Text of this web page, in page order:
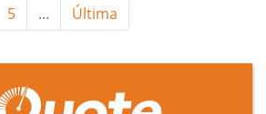
3 25mm²
5 ... Última